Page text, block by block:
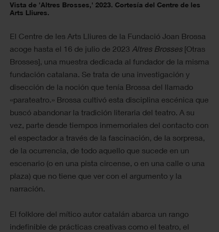
Vista de 'Altres Brosses,' 2023. Cortesía del Centre de les
Arts Lliures.
El Centre de les Arts Lliures de la Fundació Joan Brossa
acoge hasta el 16 de julio de 2023 Altres Brosses[Otras
Brosses], una muestra dedicada al fundador de la misma
fundación catalana. Se trata de una investigación y
disección de la noción que tenía Brossa del llamado
«parateatro.» Brossa cultivó esta disciplina escénica que
buscó abandonar la tradición literaria del teatro. A su
vez, parte desde tiempos inmemoriales del contacto con
el espectador a través de la fascinación, de la sorpresa,
de la ocurrencia, de todo aquello que sucede en un
escenario (o en una pista circense, o en una calle o una
plaza) que no tiene que ver con el argumento y la
narración.
El folklore del mítico autor catalán abarca un rango
indefinible de prácticas creativas como el teatro, el